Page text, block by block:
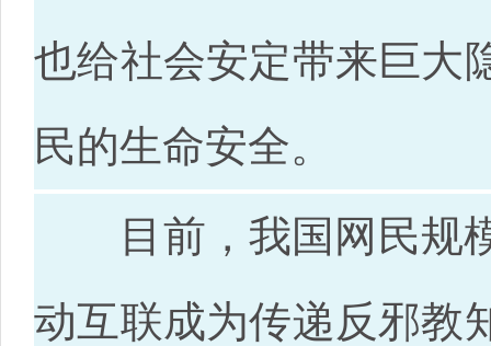
也给社会安定带来巨大
民的生命安全。
目前，我国网民规模
动互联成为传递反邪教